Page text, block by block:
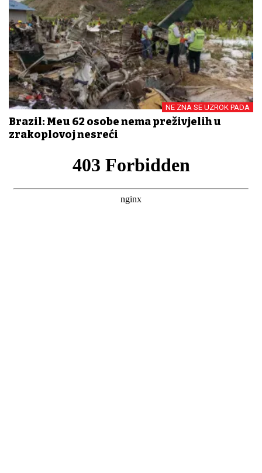
NE ZNA SE UZROK PADA
Brazil: Među 62 osobe nema preživjelih u
zrakoplovoj nesreći